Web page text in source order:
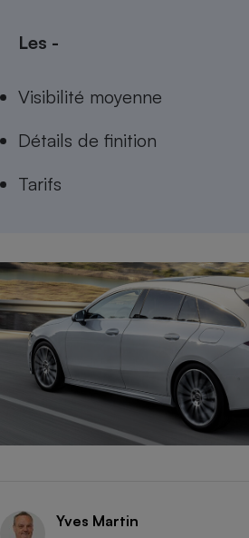
Les -
Visibilité moyenne
Détails de finition
Tarifs
Yves Martin